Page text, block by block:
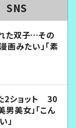
SNS
た双子…その
画みたい」「素
2ショット 30
美女」「こん
」